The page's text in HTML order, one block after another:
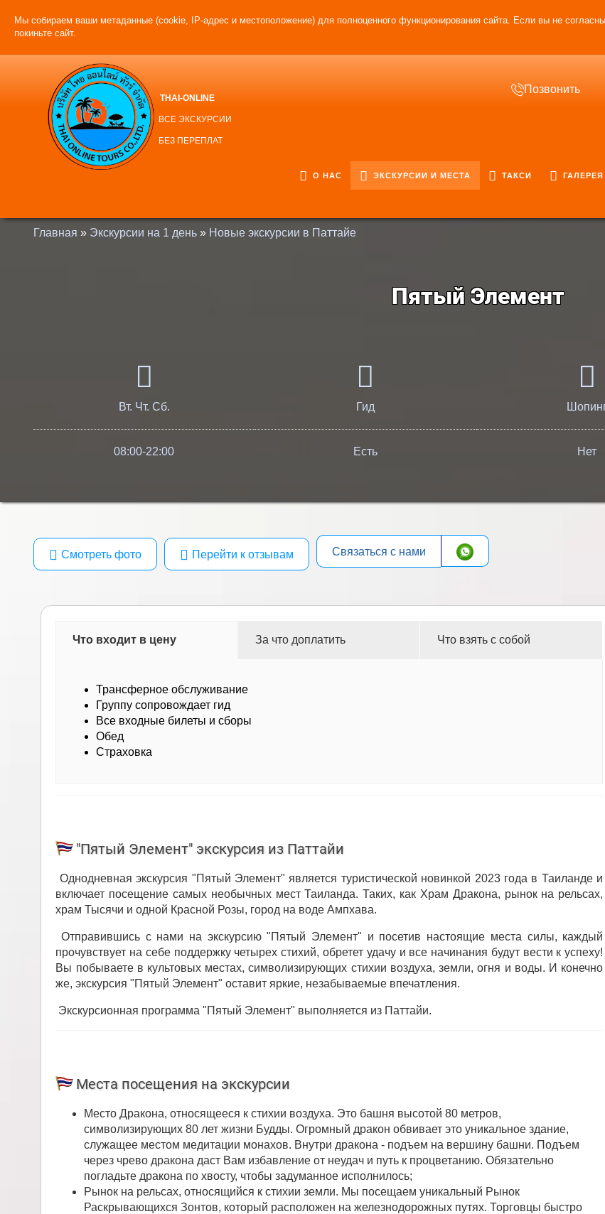
Мы собираем ваши метаданные (cookie, IP-адрес и местоположение) для полноценного функционирования сайта. Если вы не
покиньте сайт.
THAI-ONLINE
ВСЕ ЭКСКУРСИИ
БЕЗ ПЕРЕПЛАТ
Позвонить
О НАС ЭКСКУРСИИ И МЕСТА ТАКСИ ГАЛЕРЕЯ
Главная » Экскурсии на 1 день » Новые экскурсии в Паттайе
Пятый Элемент
Вт. Чт. Сб.
08:00-22:00
Гид
Есть Нет
Смотреть фото Перейти к отзывам Связаться с нами
Что входит в цену
Трансферное обслуживание
Группу сопровождает гид
Все входные билеты и сборы
Обед
Страховка
За что доплатить Что взять с собой
"Пятый Элемент" экскурсия из Паттайи
Однодневная экскурсия "Пятый Элемент" является туристической новинкой 2023 года в Таиланде и
включает посещение самых необычных мест Таиланда. Таких, как Храм Дракона, рынок на рельсах,
храм Тысячи и одной Красной Розы, город на воде Ампхава.
Отправившись с нами на экскурсию "Пятый Элемент" и посетив настоящие места силы, каждый
прочувствует на себе поддержку четырех стихий, обретет удачу и все начинания будут вести к успеху!
Вы побываете в культовых местах, символизирующих стихии воздуха, земли, огня и воды. И конечно
же, экскурсия "Пятый Элемент" оставит яркие, незабываемые впечатления.
Экскурсионная программа "Пятый Элемент" выполняется из Паттайи.
Места посещения на экскурсии
Место Дракона, относящееся к стихии воздуха. Это башня высотой 80 метров,
символизирующих 80 лет жизни Будды. Огромный дракон обвивает это уникальное здание,
служащее местом медитации монахов. Внутри дракона - подъем на вершину башни. Подъем
через чрево дракона даст Вам избавление от неудач и путь к процветанию. Обязательно
погладьте дракона по хвосту, чтобы задуманное исполнилось;
Рынок на рельсах, относящийся к стихии земли. Мы посещаем уникальный Рынок
Раскрывающихся Зонтов, который расположен на железнодорожных путях. Торговцы быстро